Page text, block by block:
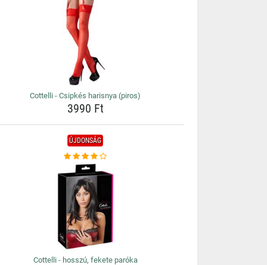
Cottelli - Csipkés harisnya (piros)
3990 Ft
ÚJDONSÁG
Cottelli - hosszú, fekete paróka